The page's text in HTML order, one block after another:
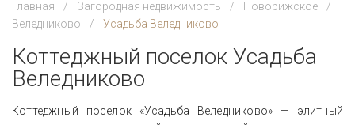
Главная Загородная недвижимость
Новорижское
Веледниково
Усадьба Веледниково
Коттеджный поселок Усадьба
Веледниково
Коттеджный поселок «Усадьба Веледниково» — элитный